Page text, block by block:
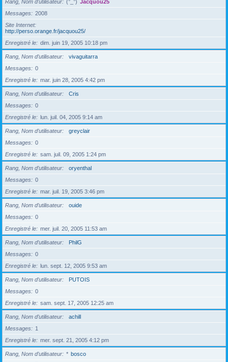
Rang, Nom d’utilisateur (°_°) Jacquou25
Messages
2008
Site Internet
http://perso.orange.fr/jacquou25/
Enregistré le
dim. juin 19, 2005 10:18 pm
Rang, Nom d’utilisateur
vivaguitarra
Messages
0
Enregistré le
mar. juin 28, 2005 4:42 pm
Rang, Nom d’utilisateur
Cris
Messages
0
Enregistré le
lun. juil. 04, 2005 9:14 am
Rang, Nom d’utilisateur
greyclair
Messages
0
Enregistré le
sam. juil. 09, 2005 1:24 pm
Rang, Nom d’utilisateur
oryenthal
Messages
0
Enregistré le
mar. juil. 19, 2005 3:46 pm
Rang, Nom d’utilisateur
ouide
Messages
0
Enregistré le
mer. juil. 20, 2005 11:53 am
Rang, Nom d’utilisateur
PhilG
Messages
0
Enregistré le
lun. sept. 12, 2005 9:53 am
Rang, Nom d’utilisateur
PUTOIS
Messages
0
Enregistré le
sam. sept. 17, 2005 12:25 am
Rang, Nom d’utilisateur
achill
Messages
1
Enregistré le
mer. sept. 21, 2005 4:12 pm
Rang, Nom d’utilisateur * bosco